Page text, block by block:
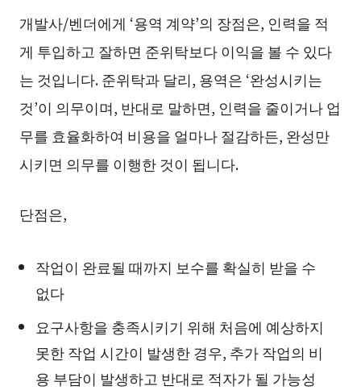
개발사/벤더에게 ‘용역 계약’의 장점은, 인력을 적
게 투입하고 잘하면 준위탁보다 이익을 볼 수 있다
는 것입니다. 준위탁과 달리, 용역은 ‘완성시키는
것’이 의무이며, 반대로 말하면, 인력을 줄이거나 업
무를 효율화하여 비용을 얼마나 절감하든, 완성만
시키면 의무를 이행한 것이 됩니다.
단점은,
작업이 완료될 때까지 보수를 확실히 받을 수
없다
요구사항을 충족시키기 위해 처음에 예상하지
못한 작업 시간이 발생한 경우, 추가 작업의 비
용 부담이 발생하고 반대로 적자가 될 가능성